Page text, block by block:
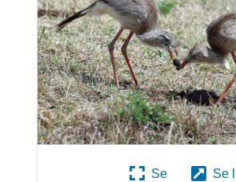
Se
Se